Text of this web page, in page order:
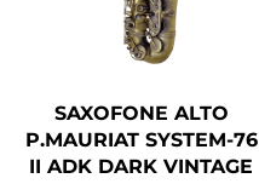
SAXOFONE ALTO
P.MAURIAT SYSTEM-76
II ADK DARK VINTAGE